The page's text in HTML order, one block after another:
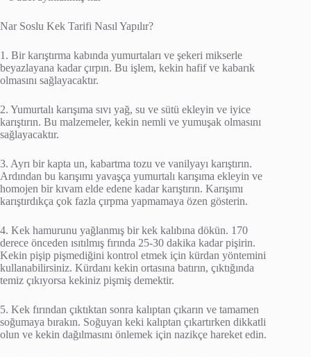
Nar Soslu Kek Tarifi Nasıl Yapılır?
1. Bir karıştırma kabında yumurtaları ve şekeri mikserle
beyazlayana kadar çırpın. Bu işlem, kekin hafif ve kabarık
olmasını sağlayacaktır.
2. Yumurtalı karışıma sıvı yağ, su ve sütü ekleyin ve iyice
karıştırın. Bu malzemeler, kekin nemli ve yumuşak olmasını
sağlayacaktır.
3. Ayrı bir kapta un, kabartma tozu ve vanilyayı karıştırın.
Ardından bu karışımı yavaşça yumurtalı karışıma ekleyin ve
homojen bir kıvam elde edene kadar karıştırın. Karışımı
karıştırdıkça çok fazla çırpma yapmamaya özen gösterin.
4. Kek hamurunu yağlanmış bir kek kalıbına dökün. 170
derece önceden ısıtılmış fırında 25-30 dakika kadar pişirin.
Kekin pişip pişmediğini kontrol etmek için kürdan yöntemini
kullanabilirsiniz. Kürdanı kekin ortasına batırın, çıktığında
temiz çıkıyorsa kekiniz pişmiş demektir.
5. Kek fırından çıktıktan sonra kalıptan çıkarın ve tamamen
soğumaya bırakın. Soğuyan keki kalıptan çıkartırken dikkatli
olun ve kekin dağılmasını önlemek için nazikçe hareket edin.